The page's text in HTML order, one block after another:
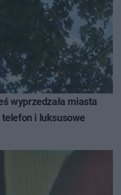
wyprzedzała miasta
telefon i luksusowe